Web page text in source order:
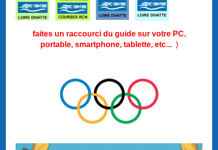
faites un raccourci du guide sur votre PC,
portable, smartphone, tablette, etc...)